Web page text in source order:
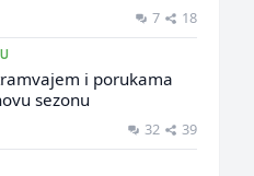
7 18
i porukama
sezonu
32 39